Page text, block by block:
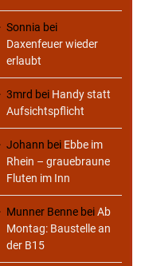
Sonnia bei
Daxenfeuer wieder
erlaubt
3mrd bei Handy statt
Aufsichtspflicht
Johann bei Ebbe im
Rhein – grauebraune
Fluten im Inn
Munner Benne beiAb
Montag: Baustelle an
der B15